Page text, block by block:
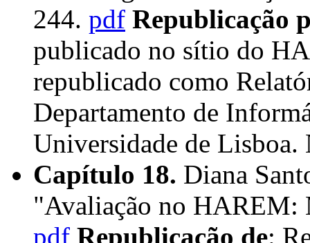
244. pdf Republicação
publicado no sítio do
republicado como
Departamento de
Universidade de Lisboa.
Capítulo 18. Diana
"Avaliação no HAREM:
pdf Republicação de: